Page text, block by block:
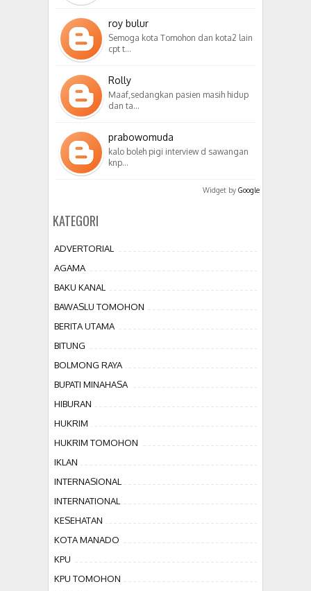
roy bulur
Semoga kota Tomohon dan kota2 lain
cpt t…
Rolly
Maaf,sedangkan pasien masih hidup
dan ta…
prabowomuda
kalo boleh pigi interview d sawangan
knp…
Widget by Google
KATEGORI
ADVERTORIAL
AGAMA
BAKU KANAL
BAWASLU TOMOHON
BERITA UTAMA
BITUNG
BOLMONG RAYA
BUPATI MINAHASA
HIBURAN
HUKRIM
HUKRIM TOMOHON
IKLAN
INTERNASIONAL
INTERNATIONAL
KESEHATAN
KOTA MANADO
KPU
KPU TOMOHON